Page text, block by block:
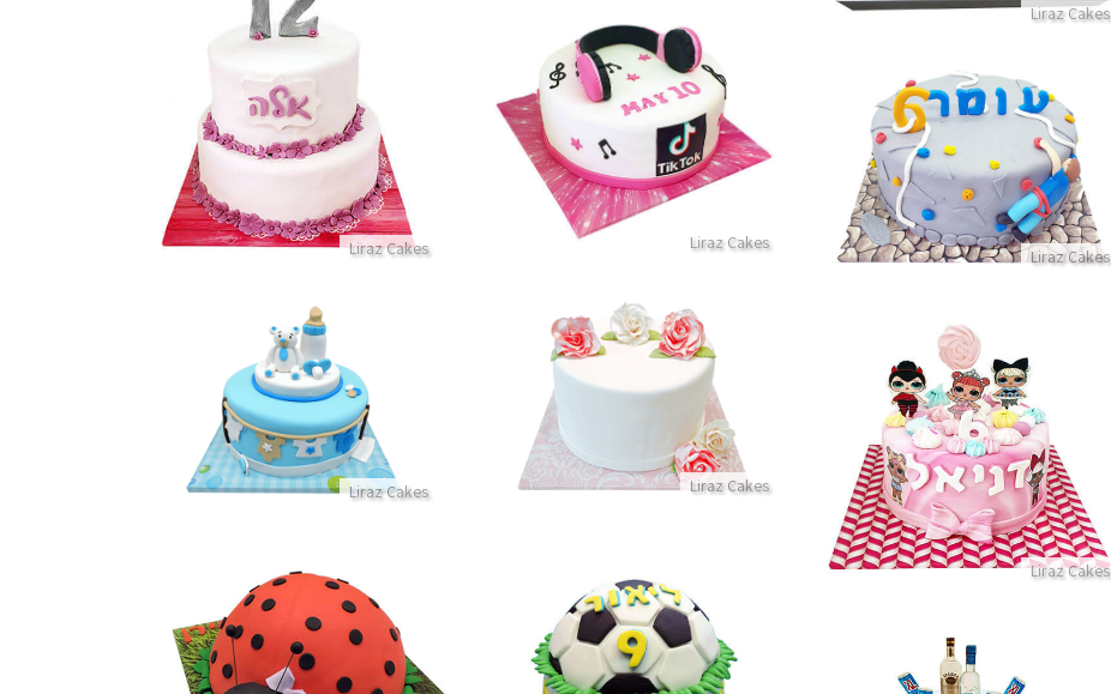
Liraz Cakes
Liraz Cakes
עוגת קומות לבת מצווה
פרטים נוספים
Liraz Cakes
עוגת טיקטוק מבצק סוכר
פרטים נוספים
Liraz Cakes
עוגת יום הולדת קיר טיפוס
פרטים נוספים
Liraz Cakes
עוגה מעוצבת עם פרחים לאשה
Liraz Cakes
עוגה לברית עם דובי מבצק סוכר
פרטים נוספים
Liraz Cakes
עוגת לול עם נשיקות LOL
פרטים נוספים
עוגת כדורגל מבצק סוכר עוגת חיות חיפושית מבצק סוכר